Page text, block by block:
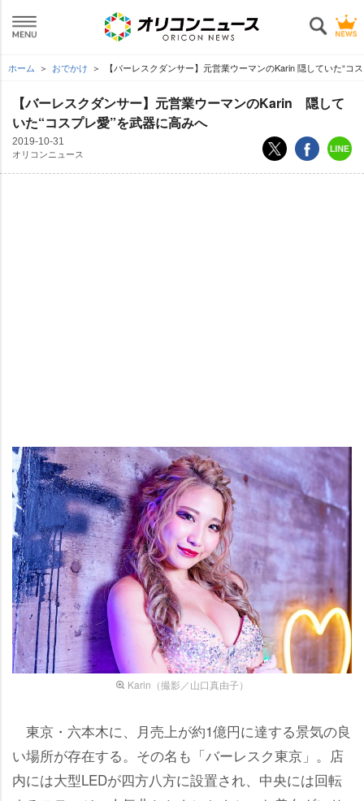
ホーム おでかけ 【バーレスクダンサー】元営業ウーマンのKarin 隠していた“コ
【バーレスクダンサー】元営業ウーマンのKarin 隠して
いた“コスプレ愛”を武器に高みへ
2019-10-31
オリコンニュース
Karin（撮影／山口真由子）
東京・六本木に、月売上が約1億円に達する景気の良
い場所が存在する。その名も「バーレスク東京」。店
内には大型LEDが四方八方に設置され、中央には回転